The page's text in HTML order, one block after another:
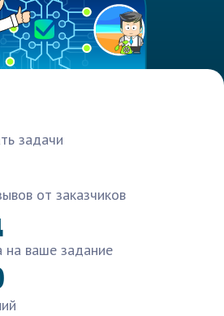
задачи
от заказчиков
на ваше задание